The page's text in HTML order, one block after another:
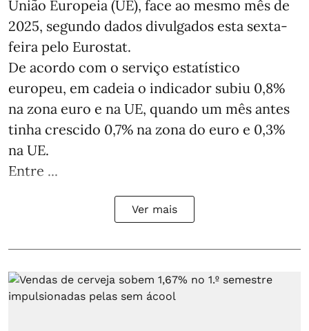
União Europeia (UE), face ao mesmo mês de
2025, segundo dados divulgados esta sexta-
feira pelo Eurostat.
De acordo com o serviço estatístico
europeu, em cadeia o indicador subiu 0,8%
na zona euro e na UE, quando um mês antes
tinha crescido 0,7% na zona do euro e 0,3%
na UE.
Entre ...
Ver mais